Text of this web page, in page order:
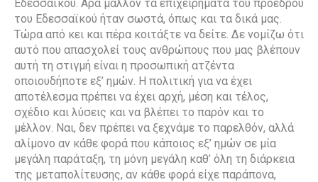
Εδεσσαϊκού. Άρα μάλλον τα επιχειρήματα του προέδρου
του Εδεσσαϊκού ήταν σωστά, όπως και τα δικά μας.
Τώρα από κει και πέρα κοιτάξτε να δείτε. Δε νομίζω ότι
αυτό που απασχολεί τους ανθρώπους που μας βλέπουν
αυτή τη στιγμή είναι η προσωπική ατζέντα
οποιουδήποτε εξ’ ημών. Η πολιτική για να έχει
αποτέλεσμα πρέπει να έχει αρχή, μέση και τέλος,
σχέδιο και λύσεις και να βλέπει το παρόν και το
μέλλον. Ναι, δεν πρέπει να ξεχνάμε το παρελθόν, αλλά
αλίμονο αν κάθε φορά που κάποιος εξ’ ημών σε μία
μεγάλη παράταξη, τη μόνη μεγάλη καθ’ όλη τη διάρκεια
της μεταπολίτευσης, αν κάθε φορά είχε παράπονα,